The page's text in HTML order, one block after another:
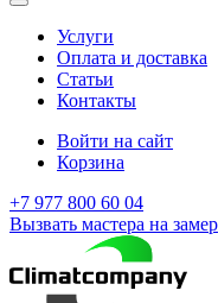
Услуги
Оплата и доставка
Статьи
Контакты
Войти на сайт
Корзина
+7 977 800 60 04
Вызвать мастера на замер